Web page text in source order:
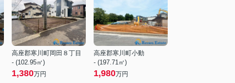
高座郡寒川町岡田８丁目
- (102.95㎡)
1,380万円
高座郡寒川町小動
- (197.71㎡)
1,980万円